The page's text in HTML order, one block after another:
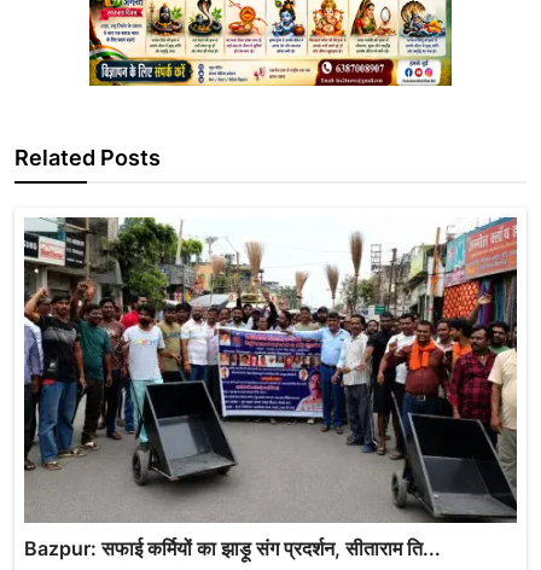
Related Posts
Bazpur: सफाई कर्मियों का झाड़ू संग प्रदर्शन, सीताराम ति...